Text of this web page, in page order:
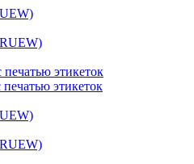
этикеток
этикеток